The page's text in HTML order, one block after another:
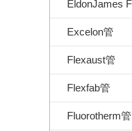
EldonJames
Excelon管
Flexaust管
Flexfab管
Fluorotherm管